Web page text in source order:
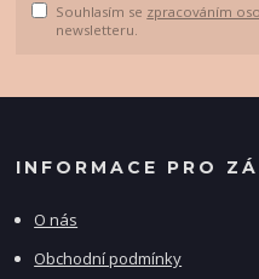
Souhlasím se zpracováním
newsletteru.
INFORMACE PRO
O nás
Obchodní podmínky